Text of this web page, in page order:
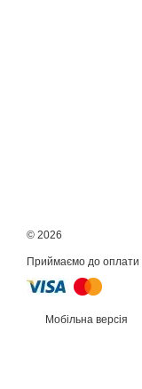
© 2026
Приймаємо до оплати
Мобільна версія